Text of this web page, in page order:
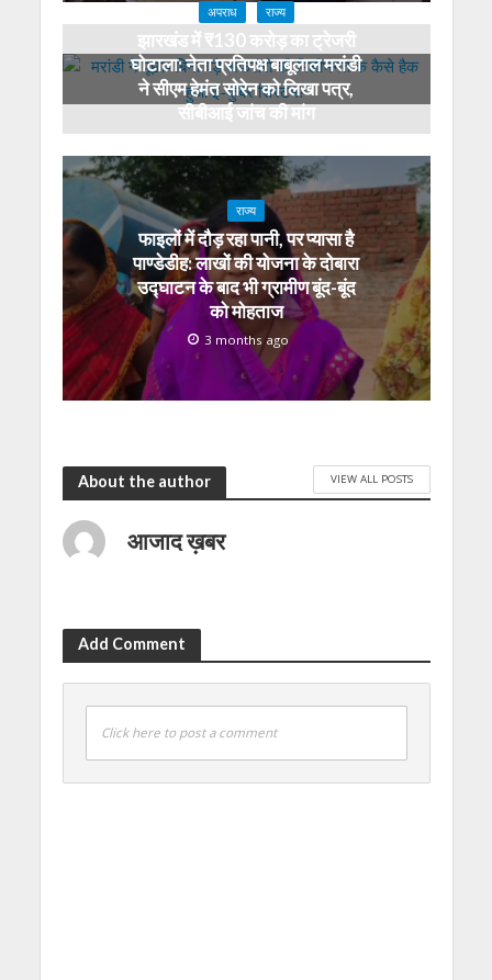
अपराध राज्य
झारखंड में ₹130 करोड़ का ट्रेजरी
घोटाला: नेता प्रतिपक्ष बाबूलाल मरांडी
ने सीएम हेमंत सोरेन को लिखा पत्र,
सीबीआई जांच की मांग
राज्य
फाइलों में दौड़ रहा पानी, पर प्यासा है
पाण्डेडीह: लाखों की योजना के दोबारा
उद्घाटन के बाद भी ग्रामीण बूंद-बूंद
को मोहताज
3 months ago
About the author VIEW ALL POSTS
आजाद ख़बर
Add Comment
Click here to post a comment